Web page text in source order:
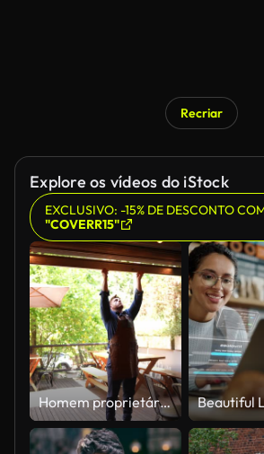
Recriar
Explore os vídeos do iStock
EXCLUSIVO: -15% DE DESCONTO
"COVERR15"
Homem proprietário abrindo a porta de sua cafeteria